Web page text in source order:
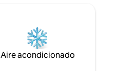
Aire acondicionado